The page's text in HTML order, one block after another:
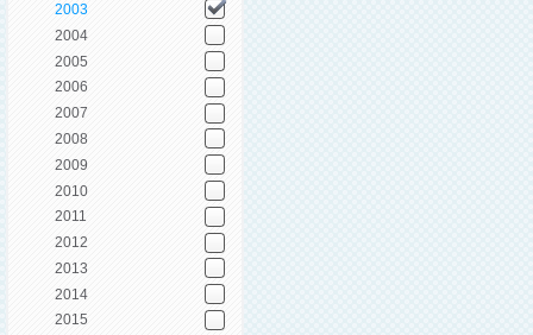
2003
2004
2005
2006
2007
2008
2009
2010
2011
2012
2013
2014
2015